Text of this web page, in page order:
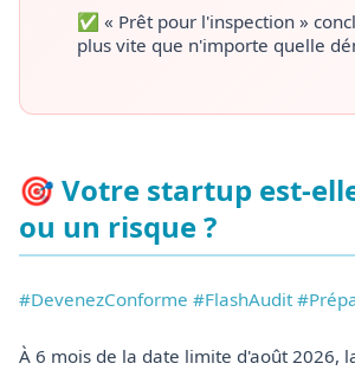
✅ « Prêt pour l'inspection »
plus vite que n'importe quelle
🎯 Votre startup est-
ou un risque ?
#DevenezConforme #FlashAudit
À 6 mois de la date limite d'août 2026,